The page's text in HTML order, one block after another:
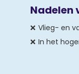
Nadelen
Vlieg- en
In het